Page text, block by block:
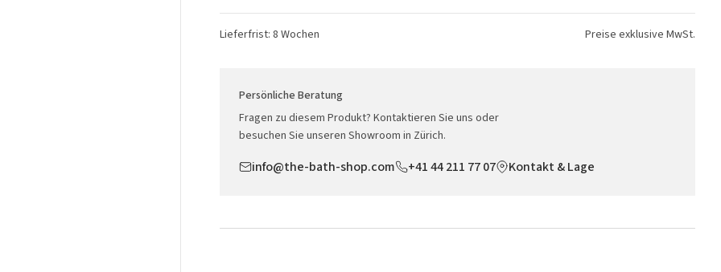
Lieferfrist: 8 Wochen Preise exklusive MwSt.
Persönliche Beratung
Fragen zu diesem Produkt? Kontaktieren Sie uns oder
besuchen Sie unseren Showroom in Zürich.
info@the-bath-shop.com +41 44 211 77 07 Kontakt & Lage